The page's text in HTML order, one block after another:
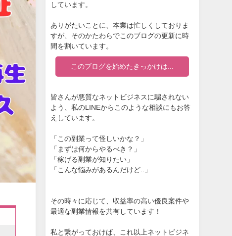
しています。
ありがたいことに、本業は忙しくしておりま
すが、そのかたわらでこのブログの更新に時
間を割いています。
このブログを始めたきっかけは...
皆さんが悪質なネットビジネスに騙されない
よう、私のLINEからこのような相談にもお答
えしています。
「この副業って怪しいかな？」
「まずは何からやるべき？」
「稼げる副業が知りたい」
「こんな悩みがあるんだけど..」
その時々に応じて、収益率の高い優良案件や
最適な副業情報を共有しています！
私と繋がっておけば、これ以上ネットビジネ